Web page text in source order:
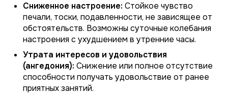
Сниженное настроение: Стойкое чувство
печали, тоски, подавленности, не зависящее от
обстоятельств. Возможны суточные колебания
настроения с ухудшением в утренние часы.
Утрата интересов и удовольствия
(ангедония): Снижение или полное отсутствие
способности получать удовольствие от ранее
приятных занятий.